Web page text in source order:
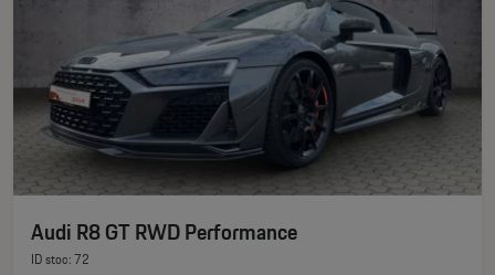
Audi R8 GT RWD Performance
ID stoc: 72